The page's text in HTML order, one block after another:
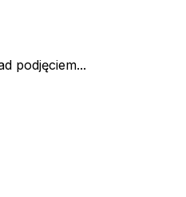
podjęciem...